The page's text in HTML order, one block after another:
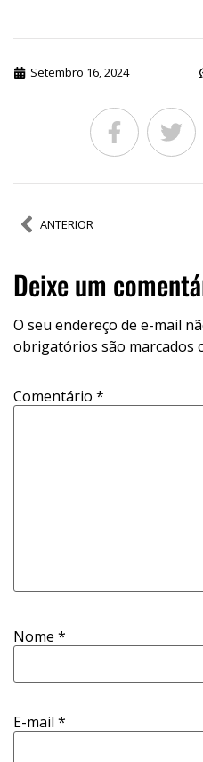
Setembro 16, 2024
ANTERIOR
Deixe um
O seu endereço de e-mail
obrigatórios são marcados
Comentário *
Nome *
E-mail *